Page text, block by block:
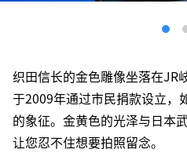
织田信长的金色雕像坐落在JR
于2009年通过市民捐款设立，
的象征。金黄色的光泽与日本
让您忍不住想要拍照留念。